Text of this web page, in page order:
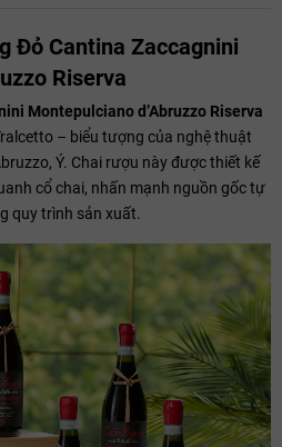
Đỏ Cantina Zaccagnini
Riserva
Montepulciano d’Abruzzo Riserva
– biểu tượng của nghệ thuật
Ý. Chai rượu này được thiết kế
cổ chai, nhấn mạnh nguồn gốc tự
quy trình sản xuất.